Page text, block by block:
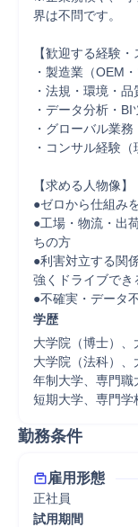
界は不問です。
【歓迎する経験・
・製造業（OEM
・法規・環境・
・データ分析・
・グローバル業
・コンサル経験（
【求める人物像】
●ゼロから仕組み
●工場・物流・出
ちの方
●利害対立する関
強くドライブでき
●不確実・データ
学歴
大学院（博士）、
大学院（法科）
年制大学、専門職
短期大学、専門学
勤務条件
雇用形態
正社員
試用期間